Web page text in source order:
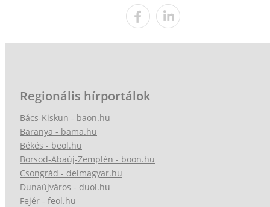
Regionális hírportálok
Bács-Kiskun - baon.hu
Baranya - bama.hu
Békés - beol.hu
Borsod-Abaúj-Zemplén - boon.hu
Csongrád - delmagyar.hu
Dunaújváros - duol.hu
Fejér - feol.hu